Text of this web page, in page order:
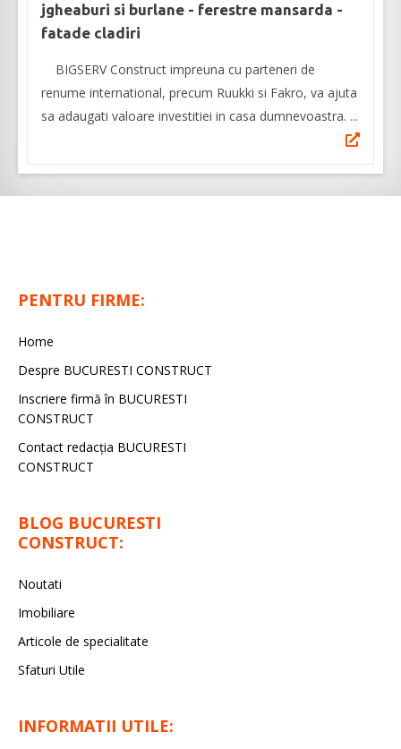
jgheaburi si burlane - ferestre mansarda -
fatade cladiri
BIGSERV Construct impreuna cu parteneri de
renume international, precum Ruukki si Fakro, va ajuta
sa adaugati valoare investitiei in casa dumnevoastra. ...
PENTRU FIRME:
Home
Despre BUCURESTI CONSTRUCT
Inscriere firmă în BUCURESTI
CONSTRUCT
Contact redacţia BUCURESTI
CONSTRUCT
BLOG BUCURESTI
CONSTRUCT:
Noutati
Imobiliare
Articole de specialitate
Sfaturi Utile
INFORMATII UTILE: